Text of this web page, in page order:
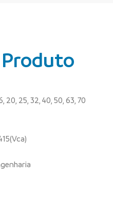
Produto
25, 32, 40, 50, 63, 70